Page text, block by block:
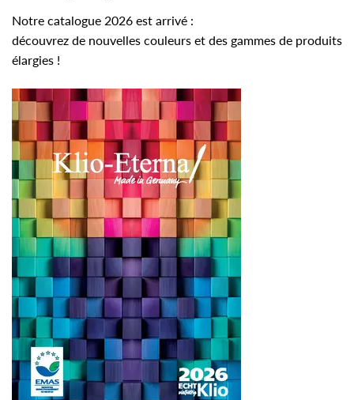
Notre catalogue 2026 est arrivé :
découvrez de nouvelles couleurs et des gammes de produits
élargies !